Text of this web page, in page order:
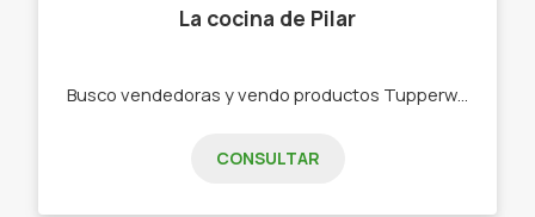
La cocina de Pilar
CONSULTAR